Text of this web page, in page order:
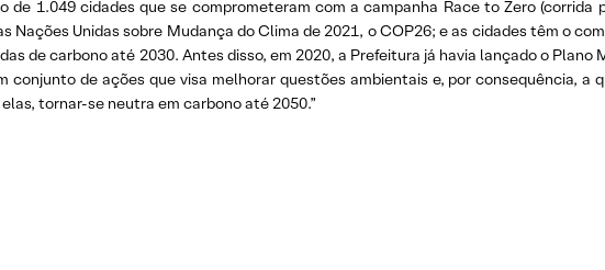
de 1.049 cidades que se comprometeram com a campanha Race to Zero (corrida
Nações Unidas sobre Mudança do Clima de 2021, o COP26; e as cidades têm o
de carbono até 2030. Antes disso, em 2020, a Prefeitura já havia lançado o
conjunto de ações que visa melhorar questões ambientais e, por consequência, a
tornar-se neutra em carbono até 2050.”